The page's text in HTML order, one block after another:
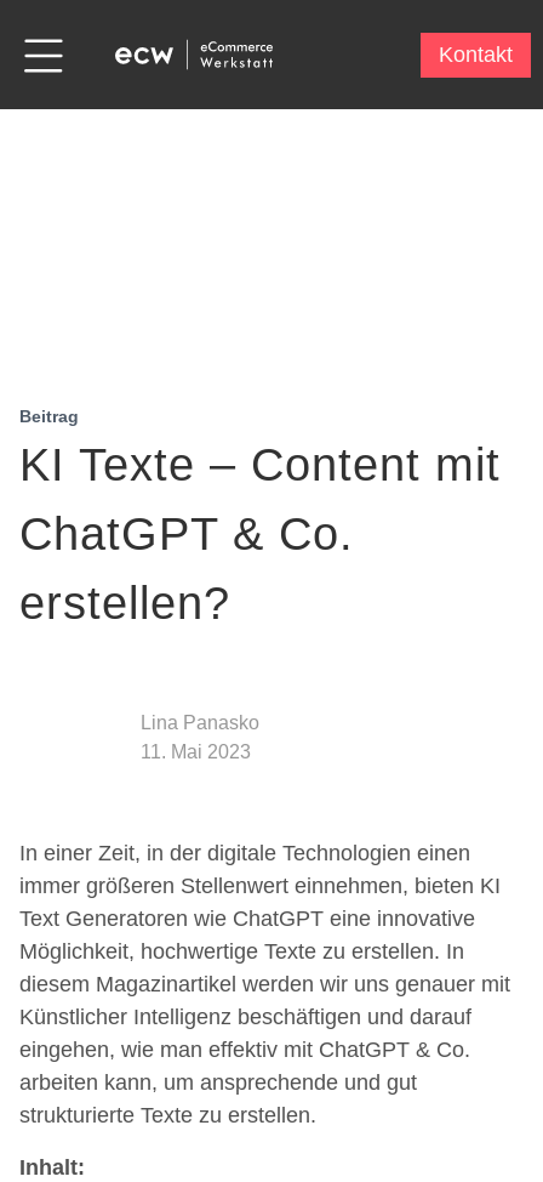
Kontakt
Beitrag
KI Texte – Content mit
ChatGPT & Co.
erstellen?
Lina Panasko
11. Mai 2023
In einer Zeit, in der digitale Technologien einen
immer größeren Stellenwert einnehmen, bieten KI
Text Generatoren wie ChatGPT eine innovative
Möglichkeit, hochwertige Texte zu erstellen. In
diesem Magazinartikel werden wir uns genauer mit
Künstlicher Intelligenz beschäftigen und darauf
eingehen, wie man effektiv mit ChatGPT & Co.
arbeiten kann, um ansprechende und gut
strukturierte Texte zu erstellen.
Inhalt: